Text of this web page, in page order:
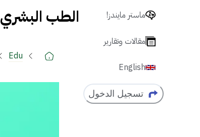
ماستر مايندز!
مقالات وتقارير
English
تسجيل الدخول
الطب البشري
Edu